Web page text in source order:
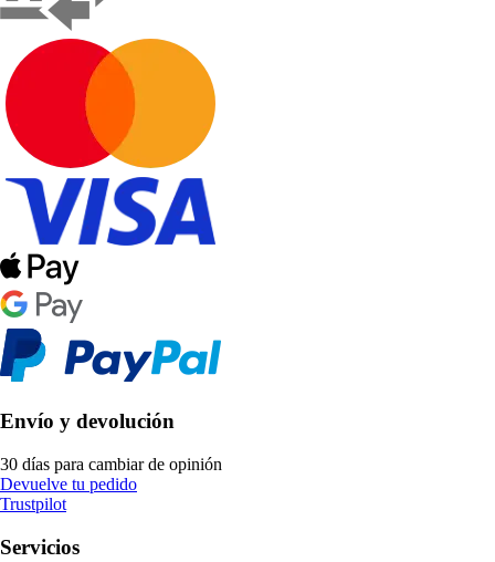
Envío y devolución
30 días para cambiar de opinión
Devuelve tu pedido
Trustpilot
Servicios